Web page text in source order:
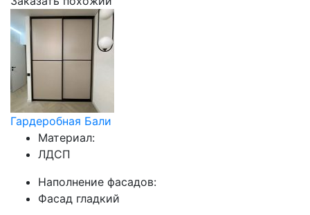
Гардеробная Бали
Материал:
ЛДСП
Наполнение фасадов:
Фасад гладкий